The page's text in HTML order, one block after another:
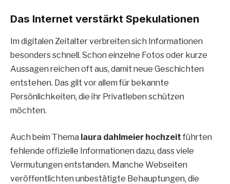
Das Internet verstärkt Spekulationen
Im digitalen Zeitalter verbreiten sich Informationen
besonders schnell. Schon einzelne Fotos oder kurze
Aussagen reichen oft aus, damit neue Geschichten
entstehen. Das gilt vor allem für bekannte
Persönlichkeiten, die ihr Privatleben schützen
möchten.
Auch beim Thema laura dahlmeier hochzeit führten
fehlende offizielle Informationen dazu, dass viele
Vermutungen entstanden. Manche Webseiten
veröffentlichten unbestätigte Behauptungen, die